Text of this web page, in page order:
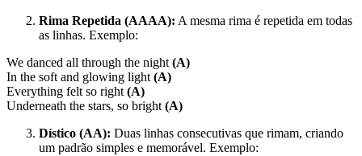
Rima Repetida (AAAA): A mesma rima é repetida em todas
as linhas. Exemplo:
We danced all through the night (A)
In the soft and glowing light (A)
Everything felt so right (A)
Underneath the stars, so bright (A)
Dístico (AA): Duas linhas consecutivas que rimam, criando
um padrão simples e memorável. Exemplo: